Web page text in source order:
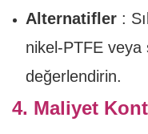
Alternatifler:
nikel-PTFE veya
değerlendirin.
4. Maliyet